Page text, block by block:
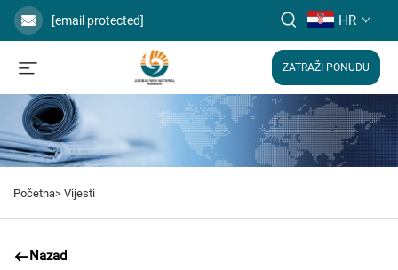
[email protected] HR
ZATRAŽI PONUDU
Početna> Vijesti
Nazad